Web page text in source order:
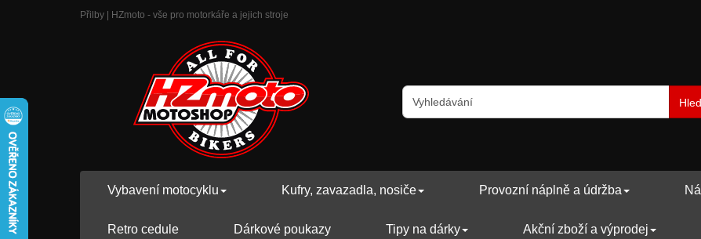
Přilby | HZmoto - vše pro motorkáře a jejich stroje
Vybavení motocyklu Kufry, zavazadla, nosiče Provozní náplně a údržba
Retro cedule Dárkové poukazy Tipy na dárky Akční zboží a výprodej